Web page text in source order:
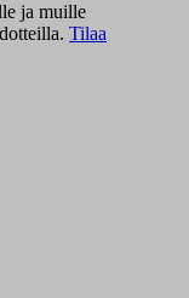
ja muille
Tilaa